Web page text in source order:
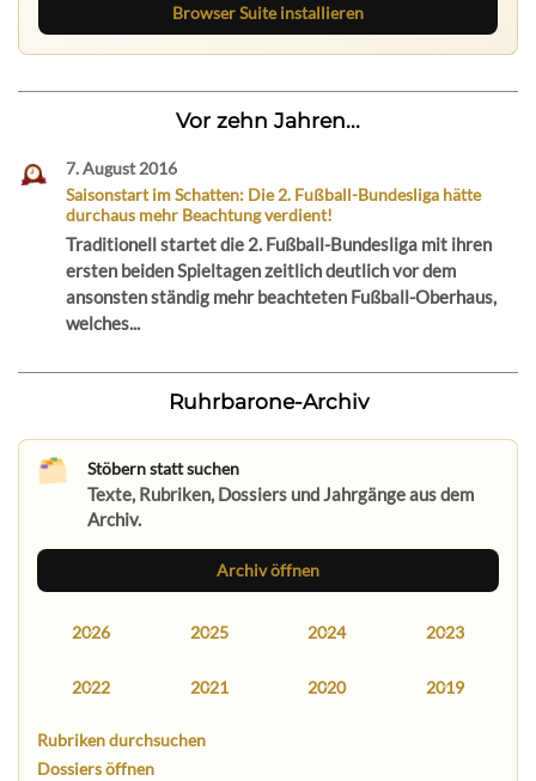
Browser Suite installieren
Vor zehn Jahren...
7. August 2016
Saisonstart im Schatten: Die 2. Fußball-Bundesliga hätte
durchaus mehr Beachtung verdient!
Traditionell startet die 2. Fußball-Bundesliga mit ihren
ersten beiden Spieltagen zeitlich deutlich vor dem
ansonsten ständig mehr beachteten Fußball-Oberhaus,
welches...
Ruhrbarone-Archiv
Stöbern statt suchen
Texte, Rubriken, Dossiers und Jahrgänge aus dem
Archiv.
Archiv öffnen
2026 2025 2024 2023
2022 2021 2020 2019
Rubriken durchsuchen
Dossiers öffnen